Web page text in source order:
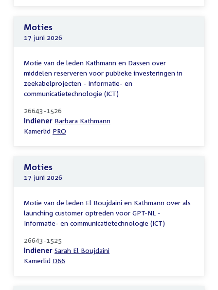
Moties
17 juni 2026
Motie van de leden Kathmann en Dassen over
middelen reserveren voor publieke investeringen in
zeekabelprojecten - Informatie- en
communicatietechnologie (ICT)
26643-1526
Indiener Barbara Kathmann
Kamerlid PRO
Moties
17 juni 2026
Motie van de leden El Boujdaini en Kathmann over als
launching customer optreden voor GPT-NL -
Informatie- en communicatietechnologie (ICT)
26643-1525
Indiener Sarah El Boujdaini
Kamerlid D66